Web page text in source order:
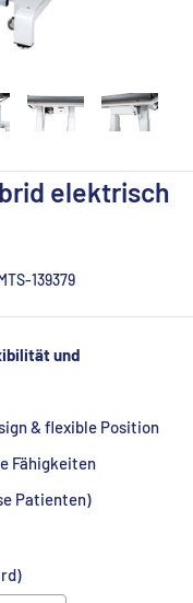
elektrisch
139379
und
& flexible Position
Fähigkeiten
Patienten)